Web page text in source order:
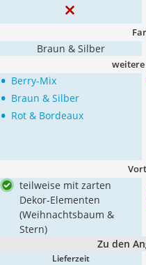
Braun & Silber
• Berry-Mix
• Braun & Silber
• Rot & Bordeaux
teilweise mit zarten
Dekor-Elementen
(Weihnachtsbaum &
Stern)
Zu den
Lieferzeit